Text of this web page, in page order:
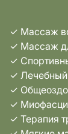
✓ Массаж
✓ Массаж
✓
✓
✓
✓
✓ Терапия